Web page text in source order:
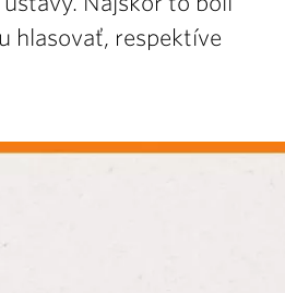
hlasovať, respektíve